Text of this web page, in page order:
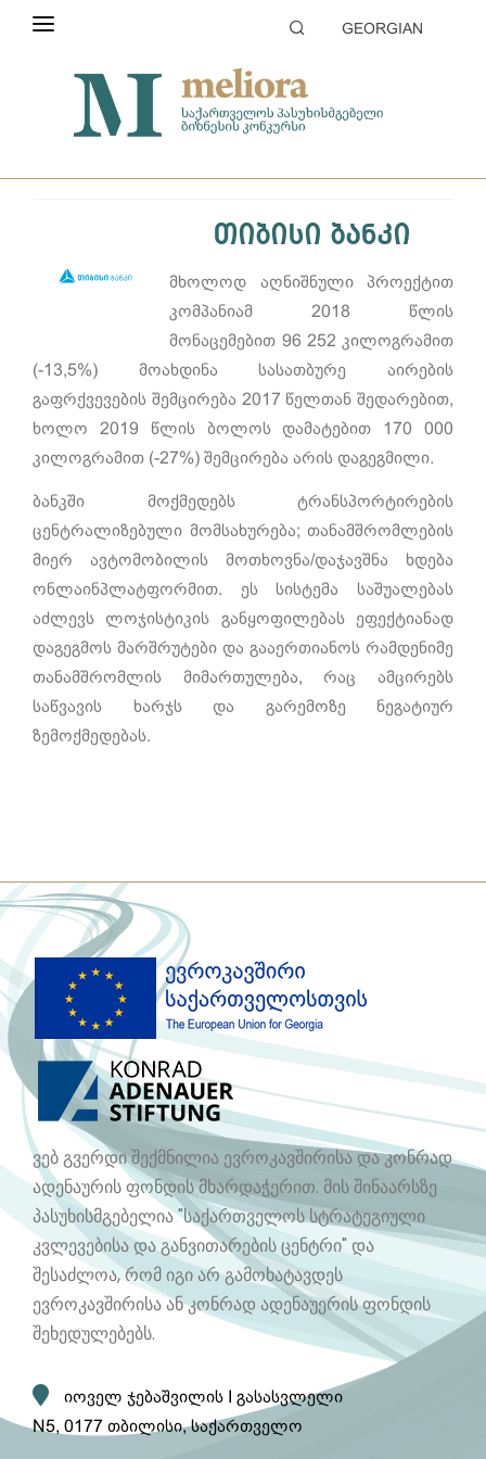
GEORGIAN
ᲙᲝᲜᲙᲣᲠᲡᲘᲡ ᲨᲔᲡᲐᲮᲔᲑ
ᲒᲐᲜᲐᲪᲮᲐᲓᲘᲡ ᲨᲔᲛᲝᲢᲐᲜᲐ
ᲨᲔᲤᲐᲡᲔᲑᲐ
ᲞᲐᲠᲢᲜᲘᲝᲠᲔᲑᲘ ᲓᲐ ᲡᲞᲝᲜᲡᲝᲠᲔᲑᲘ
ᲒᲐᲚᲔᲠᲔᲐ
მთავარი
თიბისი ბანკი
მხოლოდ აღნიშნული პროექტით
კომპანიამ 2018 წლის
მონაცემებით 96 252 კილოგრამით
(-13,5%) მოახდინა სასათბურე აირების
გაფრქვევების შემცირება 2017 წელთან შედარებით,
ხოლო 2019 წლის ბოლოს დამატებით 170 000
კილოგრამით (-27%) შემცირება არის დაგეგმილი.
ბანკში მოქმედებს ტრანსპორტირების
ცენტრალიზებული მომსახურება; თანამშრომლების
მიერ ავტომობილის მოთხოვნა/დაჯავშნა ხდება
ონლაინპლატფორმით. ეს სისტემა საშუალებას
აძლევს ლოჯისტიკის განყოფილებას ეფექტიანად
დაგეგმოს მარშრუტები და გააერთიანოს რამდენიმე
თანამშრომლის მიმართულება, რაც ამცირებს
საწვავის ხარჯს და გარემოზე ნეგატიურ
ზემოქმედებას.
ვებ გვერდი შექმნილია ევროკავშირისა და კონრად
ადენაურის ფონდის მხარდაჭერით. მის შინაარსზე
პასუხისმგებელია "საქართველოს სტრატეგიული
კვლევებისა და განვითარების ცენტრი" და
შესაძლოა, რომ იგი არ გამოხატავდეს
ევროკავშირისა ან კონრად ადენაუერის ფონდის
შეხედულებებს.
იოველ ჯებაშვილის I გასასვლელი
N5, 0177 თბილისი, საქართველო